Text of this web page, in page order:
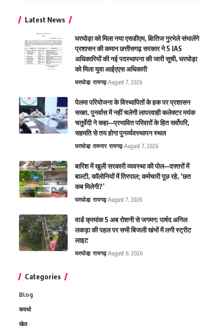
Latest News
घरघोड़ा को मिला नया एसडीएम, क्षितिज गुरभेले संभालेंगे
प्रशासन की कमान छत्तीसगढ़ सरकार ने 5 IAS
अधिकारियों की नई पदस्थापना की जारी सूची, घरघोड़ा
को मिला युवा आईएएस अधिकारी
घरघोडा़ रायगढ़ August 7, 2026
पेलमा परियोजना के विस्थापितों के हक पर प्रशासन
सख्त, पुनर्वास में नहीं चलेगी लापरवाही कलेक्टर मयंक
चतुर्वेदी ने कहा—प्रभावित परिवारों के हित सर्वोपरि,
सहमति से तय होगा पुनर्व्यवस्थापन स्थल
घरघोडा़ तमनार रायगढ़ August 7, 2026
बारिश में खुली सरकारी व्यवस्था की पोल—दफ्तरों में
बाल्टी, कॉलोनियों में तिरपाल; कर्मचारी पूछ रहे, ‘छत
कब मिलेगी?’
घरघोडा़ रायगढ़ August 7, 2026
वार्ड क्रमांक 5 अब रोशनी से जगमग: पार्षद अनिल
लकड़ा की पहल पर सभी बिजली खंभों में लगी स्ट्रीट
लाइट
घरघोडा़ रायगढ़ August 6, 2026
Categories
Blog
कवर्धा
खेल